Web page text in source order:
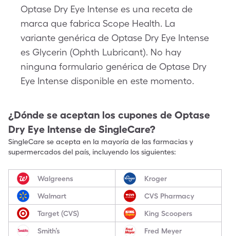
Optase Dry Eye Intense es una receta de
marca que fabrica Scope Health. La
variante genérica de Optase Dry Eye Intense
es Glycerin (Ophth Lubricant). No hay
ninguna formulario genérica de Optase Dry
Eye Intense disponible en este momento.
¿Dónde se aceptan los cupones de Optase
Dry Eye Intense de SingleCare?
SingleCare se acepta en la mayoría de las farmacias y
supermercados del país, incluyendo los siguientes:
Walgreens Kroger
Walmart CVS Pharmacy
Target (CVS) King Scoopers
Smith’s Fred Meyer